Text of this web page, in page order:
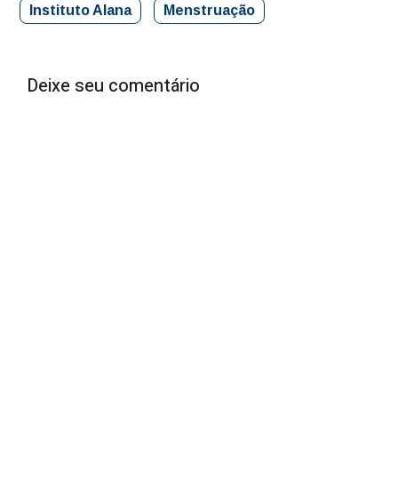
Instituto Alana
Menstruação
Deixe seu comentário